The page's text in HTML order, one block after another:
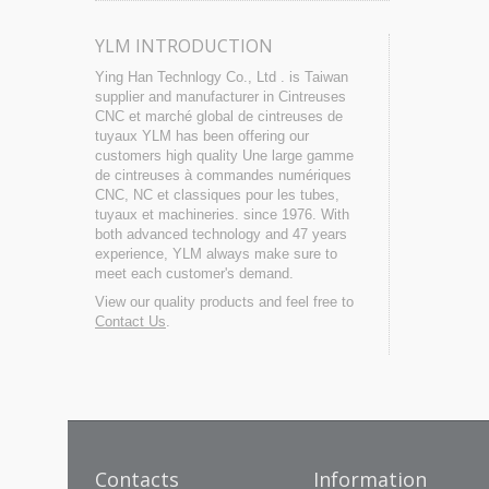
YLM INTRODUCTION
Ying Han Technlogy Co., Ltd . is Taiwan
supplier and manufacturer in Cintreuses
CNC et marché global de cintreuses de
tuyaux YLM has been offering our
customers high quality Une large gamme
de cintreuses à commandes numériques
CNC, NC et classiques pour les tubes,
tuyaux et machineries. since 1976. With
both advanced technology and 47 years
experience, YLM always make sure to
meet each customer's demand.
View our quality products and feel free to
Contact Us.
Contacts Information